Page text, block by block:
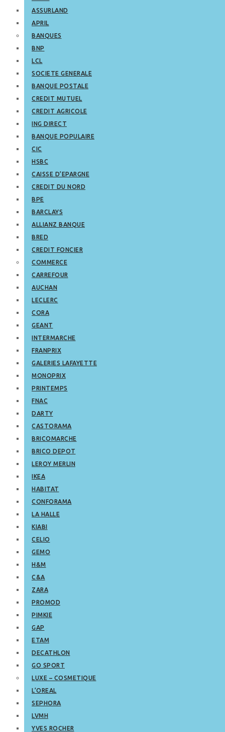
ASSURLAND
APRIL
BANQUES
BNP
LCL
SOCIETE GENERALE
BANQUE POSTALE
CREDIT MUTUEL
CREDIT AGRICOLE
ING DIRECT
BANQUE POPULAIRE
CIC
HSBC
CAISSE D’EPARGNE
CREDIT DU NORD
BPE
BARCLAYS
ALLIANZ BANQUE
BRED
CREDIT FONCIER
COMMERCE
CARREFOUR
AUCHAN
LECLERC
CORA
GEANT
INTERMARCHE
FRANPRIX
GALERIES LAFAYETTE
MONOPRIX
PRINTEMPS
FNAC
DARTY
CASTORAMA
BRICOMARCHE
BRICO DEPOT
LEROY MERLIN
IKEA
HABITAT
CONFORAMA
LA HALLE
KIABI
CELIO
GEMO
H&M
C&A
ZARA
PROMOD
PIMKIE
GAP
ETAM
DECATHLON
GO SPORT
LUXE – COSMETIQUE
L’OREAL
SEPHORA
LVMH
YVES ROCHER